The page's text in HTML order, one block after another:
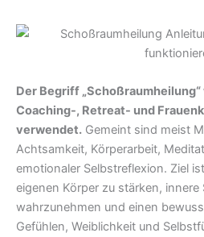
Der Begriff
Coaching-, Retreat- und
verwendet. Gemeint sind meist
Achtsamkeit, Körperarbeit,
emotionaler Selbstreflexion. Ziel
eigenen Körper zu stärken, innere
wahrzunehmen und einen
Gefühlen, Weiblichkeit und